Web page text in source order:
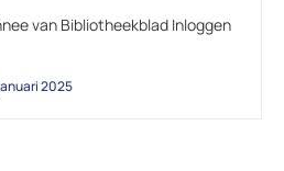
van Bibliotheekblad Inloggen
2025